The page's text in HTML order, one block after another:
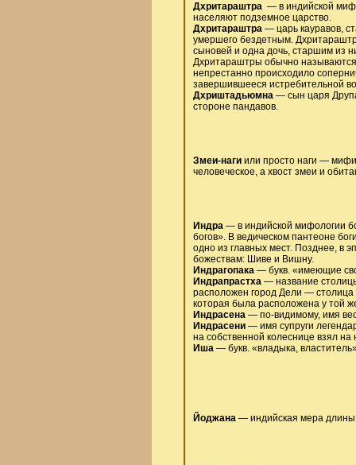
Дхритараштра— в индийской
населяют подземное царство.
Дхритараштра— царь кауравов,
умершего бездетным.
сыновей и одна дочь, старшим из
Дхритараштры обычно
непрестанно происходило
завершившееся истребительной
Дхриштадьюмна— сын царя
стороне пандавов.
Змеи-нагиили просто наги —
человеческое, а хвост змеи и
Индра— в индийской мифологии
богов». В ведическом пантеоне
одно из главных мест. Позднее, в
божествам: Шиве и Вишну.
Индрагопака— букв. «имеющие
Индрапрастха— название
расположен город Дели — столица
которая была расположена у той
Индрасена— по-видимому, имя
Индрасени— имя супруги
на собственной колеснице взял на
Иша— букв. «владыка,
Йоджана— индийская мера длины,